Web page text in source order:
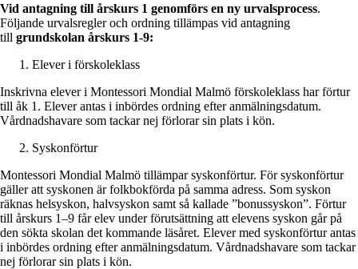
Vid antagning till årskurs 1 genomförs en ny urvalsprocess.
Följande urvalsregler och ordning tillämpas vid antagning
till grundskolan årskurs 1-9:
Elever i förskoleklass
Inskrivna elever i Montessori Mondial Malmö förskoleklass har förtur
till åk 1. Elever antas i inbördes ordning efter anmälningsdatum.
Vårdnadshavare som tackar nej förlorar sin plats i kön.
Syskonförtur
Montessori Mondial Malmö tillämpar syskonförtur. För syskonförtur
gäller att syskonen är folkbokförda på samma adress. Som syskon
räknas helsyskon, halvsyskon samt så kallade ”bonussyskon”. Förtur
till årskurs 1–9 får elev under förutsättning att elevens syskon går på
den sökta skolan det kommande läsåret. Elever med syskonförtur antas
i inbördes ordning efter anmälningsdatum. Vårdnadshavare som tackar
nej förlorar sin plats i kön.